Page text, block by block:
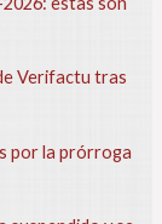
Verifactu tras
por la prórroga